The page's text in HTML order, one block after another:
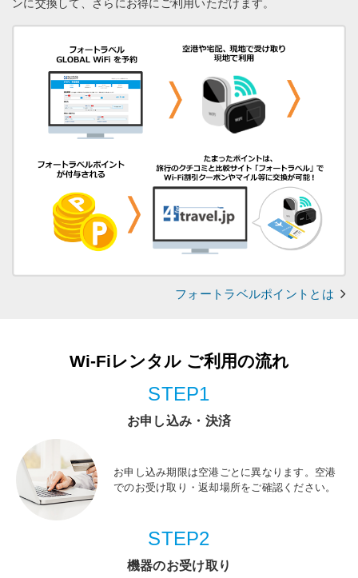
ンに交換して、さらにお得にご利用いただけます。
フォートラベルポイントとは
Wi-Fiレンタル ご利用の流れ
STEP1
お申し込み・決済
お申し込み期限は空港ごとに異なります。空港
でのお受け取り・返却場所をご確認ください。
STEP2
機器のお受け取り